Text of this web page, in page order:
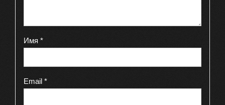
Имя *
Email *